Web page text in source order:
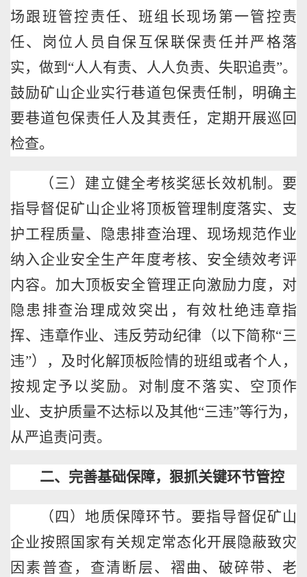
场跟班管控责任、班组长现场第一管控责
任、岗位人员自保互保联保责任并严格落
实，做到 “人人有责、人人负责、失职追责”。
鼓励矿山企业实行巷道包保责任制，明确主
要巷道包保责任人及其责任，定期开展巡回
检查。
（三）建立健全考核奖惩长效机制。要
指导督促矿山企业将顶板管理制度落实、支
护工程质量、隐患排查治理、现场规范作业
纳入企业安全生产年度考核、安全绩效考评
内容。加大顶板安全管理正向激励力度，对
隐患排查治理成效突出，有效杜绝违章指
挥、违章作业、违反劳动纪律（以下简称“三
违”），及时化解顶板险情的班组或者个人，
按规定予以奖励。对制度不落实、空顶作
业、支护质量不达标以及其他“三违”等行为，
从严追责问责。
二、完善基础保障，狠抓关键环节管控
（四）地质保障环节。要指导督促矿山
企业按照国家有关规定常态化开展隐蔽致灾
因素普查，查清断层、褶曲、破碎带、老